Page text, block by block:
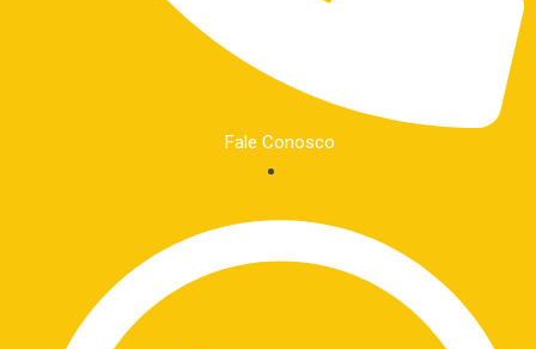
Fale Conosco